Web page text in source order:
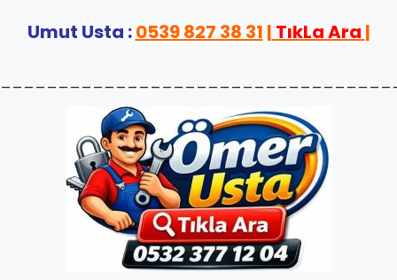
Umut Usta :0539 827 38 31 | TıkLa Ara |